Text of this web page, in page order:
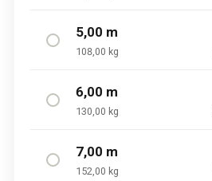
5,00 m
108,00 kg
6,00 m
130,00 kg
7,00 m
152,00 kg